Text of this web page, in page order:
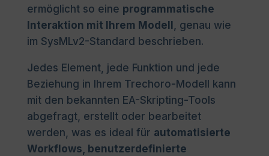
ermöglicht so eine programmatische
Interaktion mit Ihrem Modell
, genau wie
im SysMLv2-Standard beschrieben.
Jedes Element, jede Funktion und jede
Beziehung in Ihrem Trechoro-Modell kann
mit den bekannten EA-Skripting-Tools
abgefragt, erstellt oder bearbeitet
werden, was es ideal für automatisierte
Workflows, benutzerdefinierte